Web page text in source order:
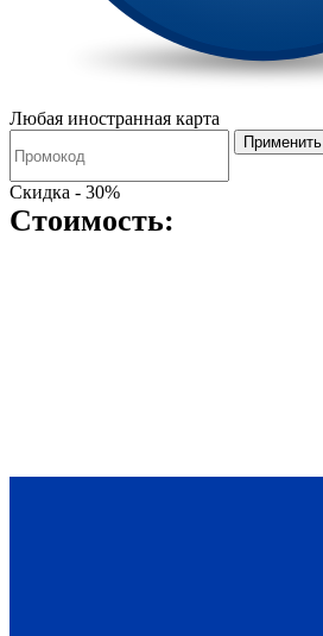
Любая иностранная карта
Применить
Скидка - 30%
Стоимость: